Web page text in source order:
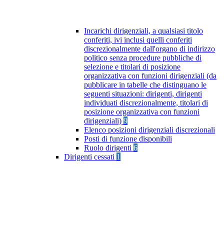
Incarichi dirigenziali, a qualsiasi titolo
conferiti, ivi inclusi quelli conferiti
discrezionalmente dall'organo di indirizzo
politico senza procedure pubbliche di
selezione e titolari di posizione
organizzativa con funzioni dirigenziali (da
pubblicare in tabelle che distinguano le
seguenti situazioni: dirigenti, dirigenti
individuati discrezionalmente, titolari di
posizione organizzativa con funzioni
dirigenziali) 9
Elenco posizioni dirigenziali discrezionali
Posti di funzione disponibili
Ruolo dirigenti 6
Dirigenti cessati 1